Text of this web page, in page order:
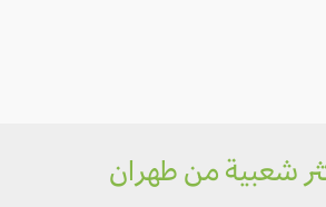
شعبية من طهران